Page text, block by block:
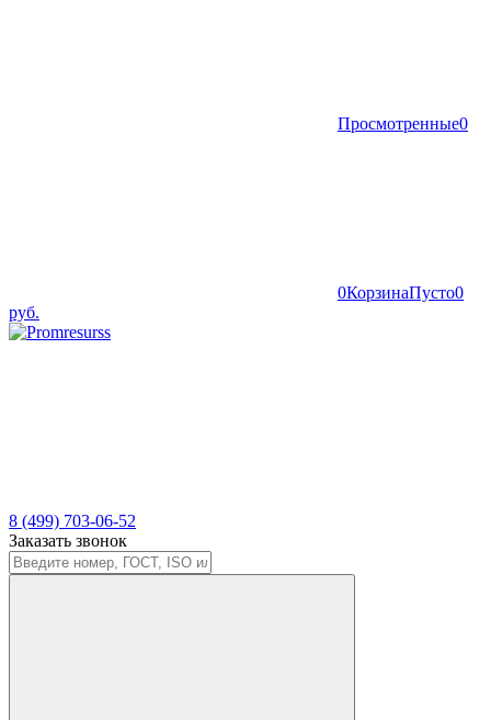
Просмотренные0
0КорзинаПусто0
руб.
8 (499) 703-06-52
Заказать звонок